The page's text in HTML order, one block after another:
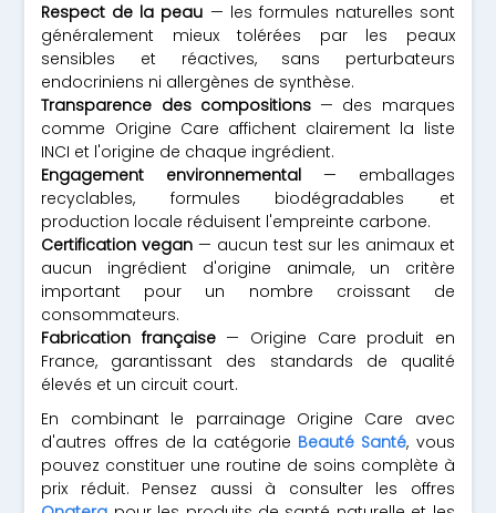
Respect de la peau — les formules naturelles sont
généralement mieux tolérées par les peaux
sensibles et réactives, sans perturbateurs
endocriniens ni allergènes de synthèse.
Transparence des compositions— des marques
comme Origine Care affichent clairement la liste
INCI et l'origine de chaque ingrédient.
Engagement environnemental — emballages
recyclables, formules biodégradables et
production locale réduisent l'empreinte carbone.
Certification vegan — aucun test sur les animaux et
aucun ingrédient d'origine animale, un critère
important pour un nombre croissant de
consommateurs.
Fabrication française— Origine Care produit en
France, garantissant des standards de qualité
élevés et un circuit court.
En combinant le parrainage Origine Care avec
d'autres offres de la catégorie Beauté Santé, vous
pouvez constituer une routine de soins complète à
prix réduit. Pensez aussi à consulter les offres